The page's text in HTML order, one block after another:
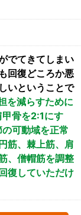
でてきてしまい
回復どころか悪
いということで
を減らすために
甲骨を2:1にす
可動域を正常
筋、棘上筋、肩
、僧帽筋を調整
復していただけ